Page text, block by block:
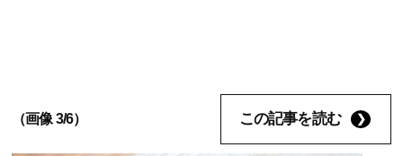
（画像 3/6） この記事を読む